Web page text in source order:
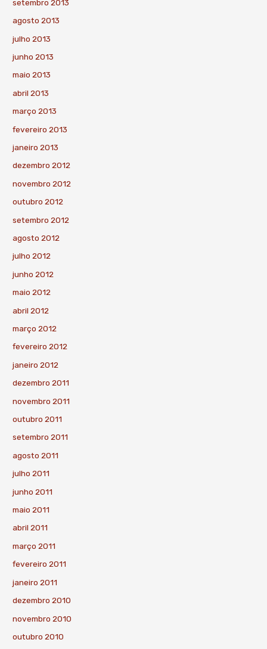
setembro 2013
agosto 2013
julho 2013
junho 2013
maio 2013
abril 2013
março 2013
fevereiro 2013
janeiro 2013
dezembro 2012
novembro 2012
outubro 2012
setembro 2012
agosto 2012
julho 2012
junho 2012
maio 2012
abril 2012
março 2012
fevereiro 2012
janeiro 2012
dezembro 2011
novembro 2011
outubro 2011
setembro 2011
agosto 2011
julho 2011
junho 2011
maio 2011
abril 2011
março 2011
fevereiro 2011
janeiro 2011
dezembro 2010
novembro 2010
outubro 2010